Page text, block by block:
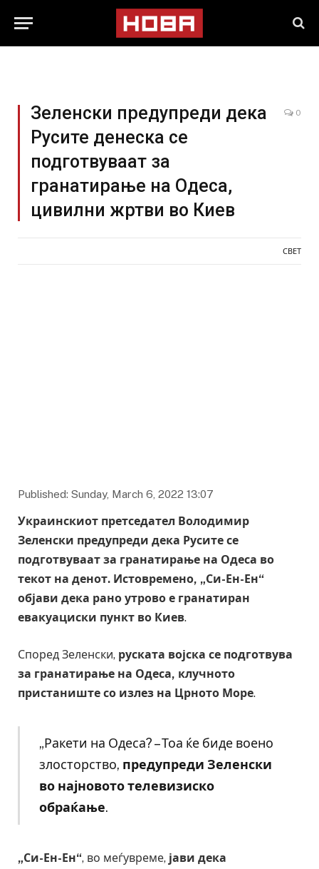
Зеленски предупреди дека
Русите денеска се
подготвуваат за
гранатирање на Одеса,
цивилни жртви во Киев
0
СВЕТ
Published: Sunday, March 6, 2022 13:07
Украинскиот претседател Володимир
Зеленски предупреди дека Русите се
подготвуваат за гранатирање на Одеса во
текот на денот. Истовремено, „Си-Ен-Ен“
објави дека рано утрово е гранатиран
евакуациски пункт во Киев.
Според Зеленски, руската војска се подготвува
за гранатирање на Одеса, клучното
пристаниште со излез на Црното Море.
„Ракети на Одеса? – Тоа ќе биде воено
злосторство, предупреди Зеленски
во најновото телевизиско
обраќање.
„Си-Ен-Ен“, во меѓувреме, јави дека